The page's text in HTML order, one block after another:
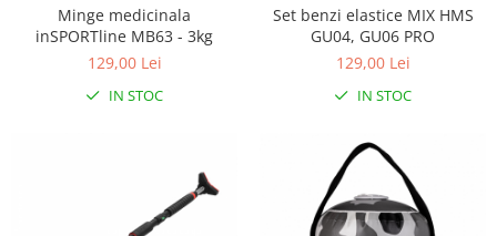
Interfoane, Sterilizatoare,
Electronice diverse
Incalzitoare si sterilizatoare
Cantare bebelusi si adulti
Interfoane bebelusi
Minge medicinala
inSPORTline MB63 - 3kg
129,00 Lei
IN STOC
Set benzi elastice MIX HMS
GU04, GU06 PRO
129,00 Lei
IN STOC